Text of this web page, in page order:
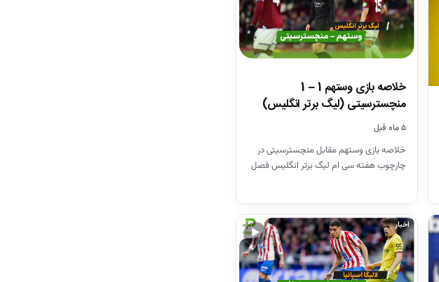
خلاصه بازی وستهم 1 – 1
منچسترسیتی (لیگ برتر انگلیس)
۵ ماه قبل
خلاصه بازی وستهم مقابل منچسترسیتی در
چارچوب هفته سی ام لیگ برتر انگلیس فصل
▶
اخبار